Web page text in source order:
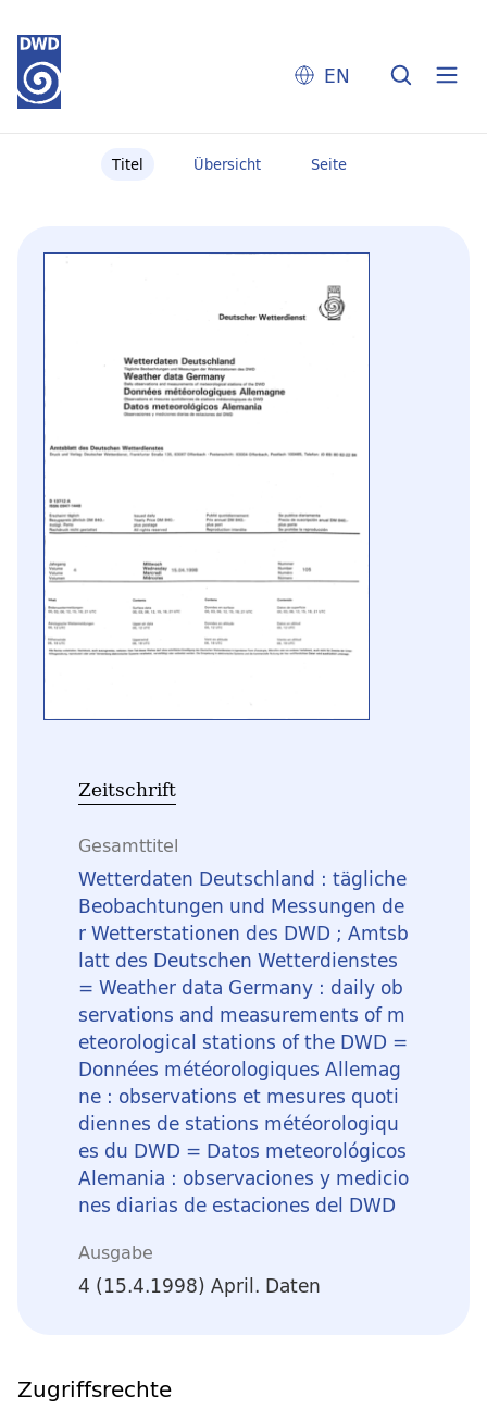
EN
Titel Übersicht Seite
Zeitschrift
Gesamttitel
Wetterdaten Deutschland : tägliche
Beobachtungen und Messungen de
r Wetterstationen des DWD ; Amtsb
latt des Deutschen Wetterdienstes
= Weather data Germany : daily ob
servations and measurements of m
eteorological stations of the DWD =
Données météorologiques Allemag
ne : observations et mesures quoti
diennes de stations météorologiqu
es du DWD = Datos meteorológicos
Alemania : observaciones y medicio
nes diarias de estaciones del DWD
Ausgabe
4 (15.4.1998) April. Daten
Zugriffsrechte